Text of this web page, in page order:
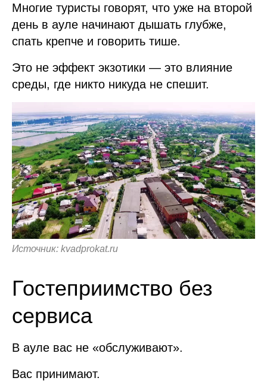
Многие туристы говорят, что уже на второй
день в ауле начинают дышать глубже,
спать крепче и говорить тише.
Это не эффект экзотики — это влияние
среды, где никто никуда не спешит.
Источник: kvadprokat.ru
Гостеприимство без
сервиса
В ауле вас не «обслуживают».
Вас принимают.